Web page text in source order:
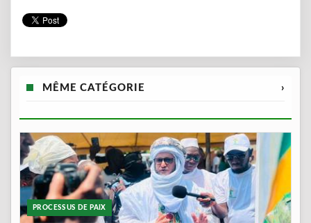
MÊME CATÉGORIE ›
PROCESSUS DE PAIX